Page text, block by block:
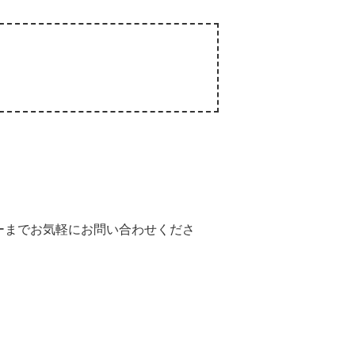
でお気軽にお問い合わせくださ